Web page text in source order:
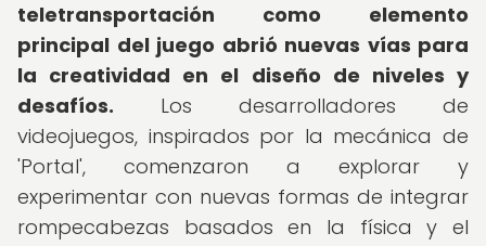
teletransportación como elemento
principal del juego abrió nuevas vías para
la creatividad en el diseño de niveles y
desafíos. Los desarrolladores de
videojuegos, inspirados por la mecánica de
'Portal', comenzaron a explorar y
experimentar con nuevas formas de integrar
rompecabezas basados en la física y el